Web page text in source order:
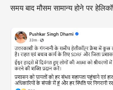
समय बाद मौसम सामान्य होने पर